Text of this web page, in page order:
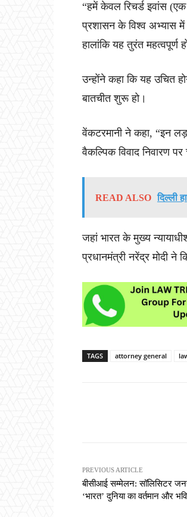
“हमें केवल रिचर्ड इवांस (एक
प्रशासन के विश्व अभ्यास में
हालांकि यह तुरंत महत्वपूर्ण
उन्होंने कहा कि यह उचित
बातचीत शुरू हो।
वेंकटरमानी ने कहा, “इन
वैकल्पिक विवाद निवारण
READ ALSO दिल्ली
जहां भारत के मुख्य
प्रधानमंत्री नरेंद्र मोदी ने
TAGS attorney general
PREVIOUS ARTICLE
बीसीआई सम्मेलन: सॉलिसिटर
‘भारत’ दुनिया का वर्तमान और